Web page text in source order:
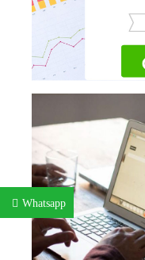
Whatsapp